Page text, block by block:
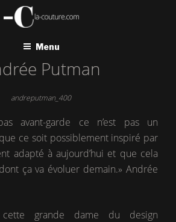
Menu
Putman
andreputman_400
avant-garde ce n’est pas un
ce soit possiblement inspiré par
adapté à aujourd’hui et que cela
ça va évoluer demain.» Andrée
grande dame du design